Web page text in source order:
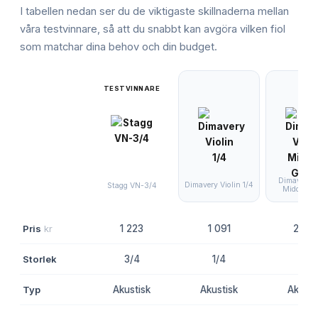
I tabellen nedan ser du de viktigaste skillnaderna mellan
våra testvinnare, så att du snabbt kan avgöra vilken fiol
som matchar dina behov och din budget.
TESTVINNARE
Stagg VN-3/4 Dimavery Violin 1/4
Dimavery
Middle-
Pris kr 1 223 1 091 2
Storlek 3/4 1/4
Typ Akustisk Akustisk